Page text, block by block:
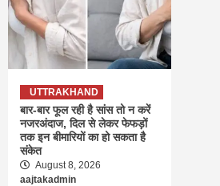
UTTRAKHAND
बार-बार फूल रही है सांस तो न करें
नजरअंदाज, दिल से लेकर फेफड़ों
तक इन बीमारियों का हो सकता है
संकेत
August 8, 2026
aajtakadmin